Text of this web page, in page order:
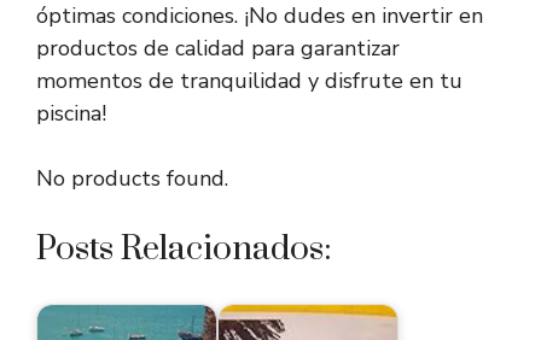
óptimas condiciones. ¡No dudes en invertir en
productos de calidad para garantizar
momentos de tranquilidad y disfrute en tu
piscina!
No products found.
Posts Relacionados: